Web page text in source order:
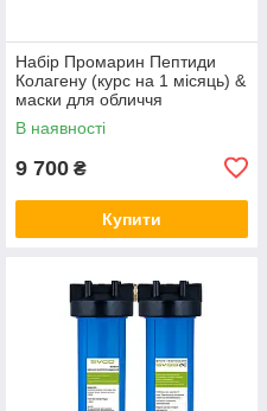
Набір Промарин Пептиди
Колагену (курс на 1 місяць) &
маски для обличчя
біоцелюлозні Hydro Boost (5
саше)
В наявності
9 700 ₴
Купити